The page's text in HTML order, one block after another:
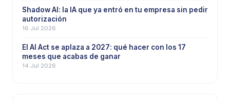
Shadow AI: la IA que ya entró en tu empresa sin pedir
autorización
16 Jul 2026
El AI Act se aplaza a 2027: qué hacer con los 17
meses que acabas de ganar
14 Jul 2026